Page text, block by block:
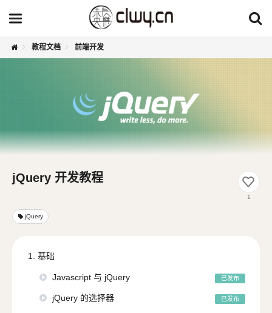
教程文档 前端开发
jQuery 开发教程
1
local_offer jQuery
1. 基础
Javascript 与 jQuery 已发布
jQuery 的选择器 已发布